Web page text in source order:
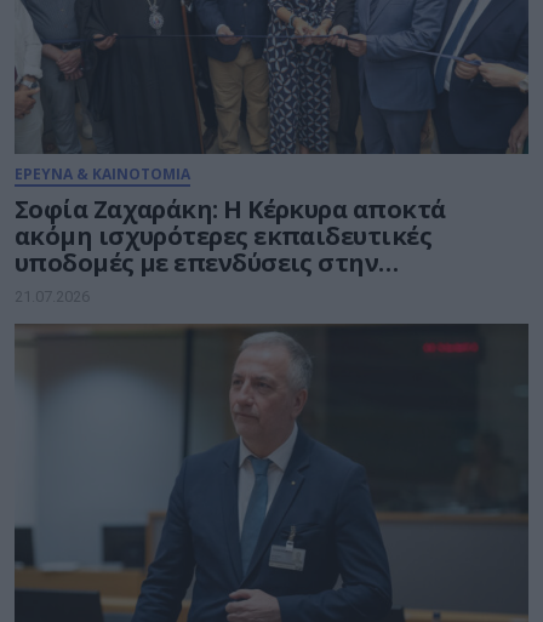
ΕΡΕΥΝΑ & ΚΑΙΝΟΤΟΜΙΑ
Σοφία Ζαχαράκη: Η Κέρκυρα αποκτά
ακόμη ισχυρότερες εκπαιδευτικές
υποδομές με επενδύσεις στην
καινοτομία, τη συμπερίληψη και το
δημόσιο σχολείο
21.07.2026